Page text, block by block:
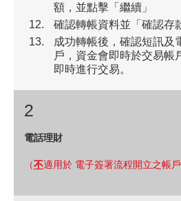
額，並點擊「繼續」
確認轉帳資料並「確認存
成功轉帳後，確認短訊及
戶，資金會即時於交易帳
即時進行交易。
2
電話理財
（不適用於 電子簽署流程開立之帳戶